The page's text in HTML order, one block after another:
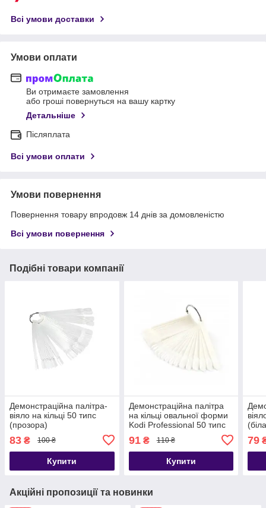
Всі умови доставки
Умови оплати
Ви отримаєте замовлення
або гроші повернуться на вашу картку
Детальніше
Післяплата
Всі умови оплати
Умови повернення
Повернення товару впродовж 14 днів за домовленістю
Всі умови повернення
Подібні товари компанії
Демонстраційна палітра-
віяло на кільці 50 типс
(прозора)
83 ₴ 100 ₴
Купити
Демонстраційна палітра
на кільці овальної форми
Kodi Professional 50 типс
91₴ 110 ₴
Купити
79
Акційні пропозиції та новинки